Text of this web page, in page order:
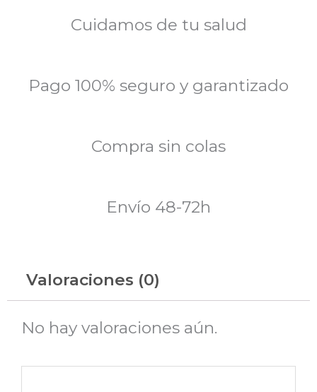
Cuidamos de tu salud
Pago 100% seguro y garantizado
Compra sin colas
Envío 48-72h
Valoraciones (0)
No hay valoraciones aún.